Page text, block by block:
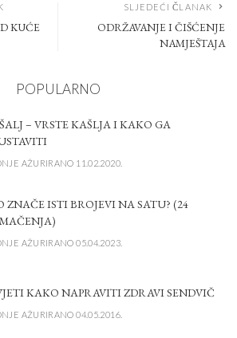
KUĆE
SLJEDEĆI ČLANAK
ODRŽAVANJE I ČIŠĆENJE
NAMJEŠTAJA
POPULARNO
– VRSTE KAŠLJA I KAKO GA
AŽURIRANO 11.02.2020.
ZNAČE ISTI BROJEVI NA SATU? (24
AŽURIRANO 05.04.2023.
KAKO NAPRAVITI ZDRAVI SENDVIČ
AŽURIRANO 04.05.2016.